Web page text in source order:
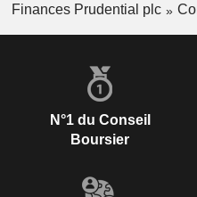
Finances Prudential plc
N°1 du Conseil
Boursier